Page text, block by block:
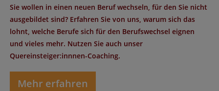
Sie wollen in einen neuen Beruf wechseln, für den Sie nicht
ausgebildet sind? Erfahren Sie von uns, warum sich das
lohnt, welche Berufe sich für den Berufswechsel eignen
und vieles mehr. Nutzen Sie auch unser
Quereinsteiger:innnen-Coaching.
Mehr erfahren